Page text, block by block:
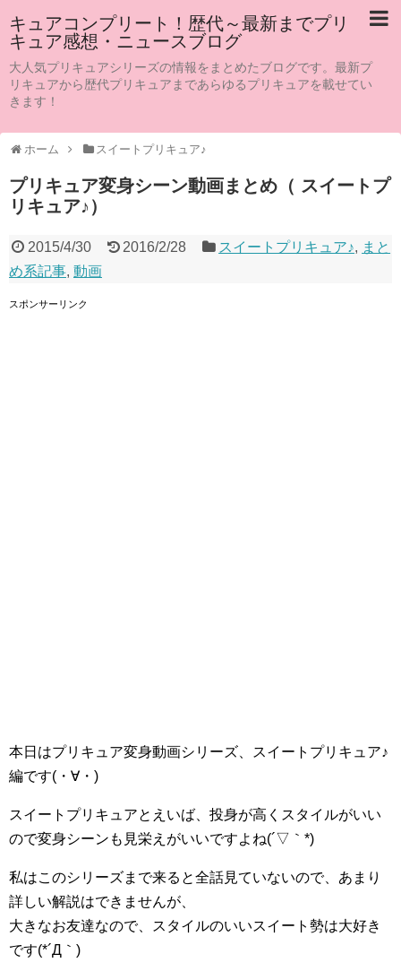
キュアコンプリート！歴代～最新までプリ
キュア感想・ニュースブログ
大人気プリキュアシリーズの情報をまとめたブログです。最新プ
リキュアから歴代プリキュアまであらゆるプリキュアを載せてい
きます！
ホーム スイートプリキュア♪
プリキュア変身シーン動画まとめ（ スイートプ
リキュア♪）
2015/4/30 2016/2/28 スイートプリキュア♪, まと
め系記事, 動画
スポンサーリンク
本日はプリキュア変身動画シリーズ、スイートプリキュア♪
編です(・∀・)
スイートプリキュアとえいば、投身が高くスタイルがいい
ので変身シーンも見栄えがいいですよね(´▽｀*)
私はこのシリーズまで来ると全話見ていないので、あまり
詳しい解説はできませんが、
大きなお友達なので、スタイルのいいスイート勢は大好き
です(*´Д｀)